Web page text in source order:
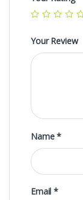
Your Review
Name*
Email*